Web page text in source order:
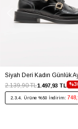
Siyah Deri Kadın Günlük
1.497,93 TL
2.139,90 TL
2.3.4. Ürüne %50 İndirim: